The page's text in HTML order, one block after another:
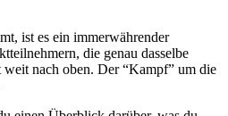
ist es ein immerwährender
die genau dasselbe
nach oben. Der “Kampf” um die